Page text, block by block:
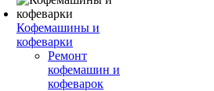
Кофемашины и
кофеварки
Ремонт
кофемашин и
кофеварок